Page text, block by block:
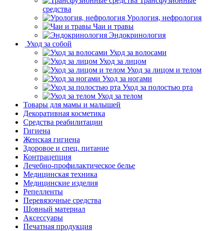
средства
Урология, нефрология
Чаи и травы
Эндокринология
Уход за собой
Уход за волосами
Уход за лицом
Уход за лицом и телом
Уход за ногами
Уход за полостью рта
Уход за телом
Товары для мамы и малышей
Декоративная косметика
Средства реабилитации
Гигиена
Женская гигиена
Здоровое и спец. питание
Контрацепция
Лечебно-профилактическое белье
Медицинская техника
Медицинские изделия
Репелленты
Перевязочные средства
Шовный материал
Аксессуары
Печатная продукция